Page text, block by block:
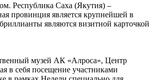
Республика Саха (Якутия) –
провинция является крупнейшей в
являются визитной карточкой
музей АК «Алроса», Центр
в себя посещение участниками